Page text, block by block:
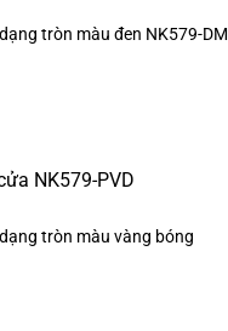
tròn màu đen NK579-DM
tròn màu vàng bóng